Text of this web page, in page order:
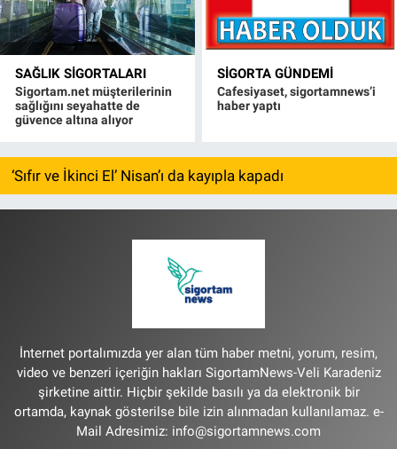
SAĞLIK SIGORTALARI
Sigortam.net müşterilerinin
sağlığını seyahatte de
güvence altına alıyor
SIGORTA GÜNDEMI
Cafesiyaset, sigortamnews’i
haber yaptı
‘Sıfır ve İkinci El’ Nisan’ı da kayıpla kapadı
İnternet portalımızda yer alan tüm haber metni, yorum, resim,
video ve benzeri içeriğin hakları SigortamNews-Veli Karadeniz
şirketine aittir. Hiçbir şekilde basılı ya da elektronik bir
ortamda, kaynak gösterilse bile izin alınmadan kullanılamaz. e-
Mail Adresimiz: info@sigortamnews.com